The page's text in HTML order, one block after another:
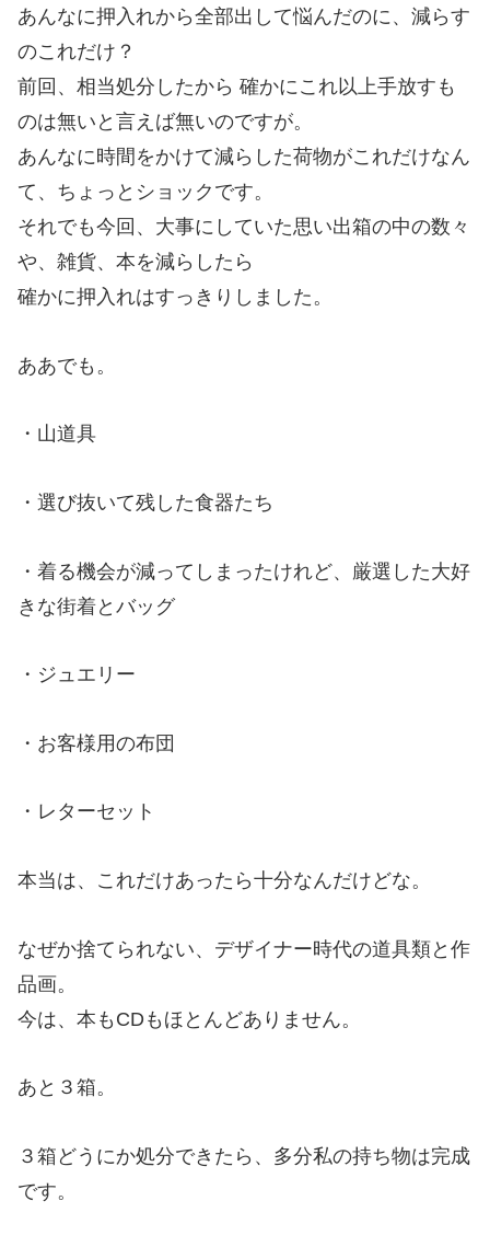
あんなに押入れから全部出して悩んだのに、減らす
のこれだけ？
前回、相当処分したから 確かにこれ以上手放すも
のは無いと言えば無いのですが。
あんなに時間をかけて減らした荷物がこれだけなん
て、ちょっとショックです。
それでも今回、大事にしていた思い出箱の中の数々
や、雑貨、本を減らしたら
確かに押入れはすっきりしました。
ああでも。
・山道具
・選び抜いて残した食器たち
・着る機会が減ってしまったけれど、厳選した大好
きな街着とバッグ
・ジュエリー
・お客様用の布団
・レターセット
本当は、これだけあったら十分なんだけどな。
なぜか捨てられない、デザイナー時代の道具類と作
品画。
今は、本もCDもほとんどありません。
あと３箱。
３箱どうにか処分できたら、多分私の持ち物は完成
です。